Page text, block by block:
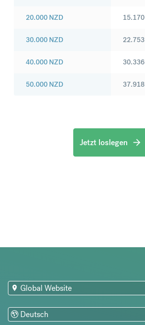
20.000 NZD
30.000 NZD
40.000 NZD
50.000 NZD
15.170
22.753
30.336
37.918
Jetzt loslegen